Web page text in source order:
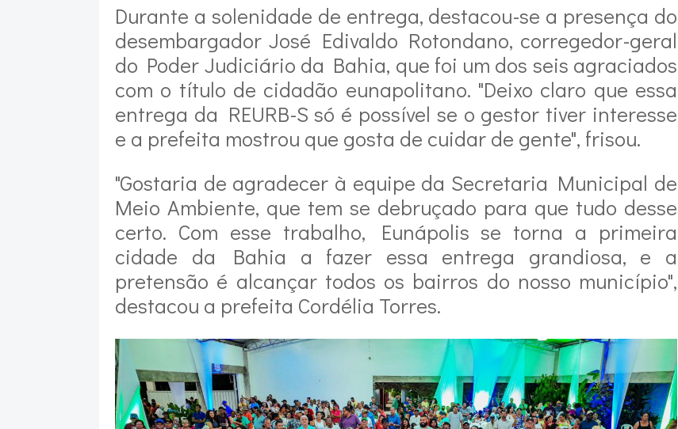
Durante a solenidade de entrega, destacou-se a presença do
desembargador José Edivaldo Rotondano, corregedor-geral
do Poder Judiciário da Bahia, que foi um dos seis agraciados
com o título de cidadão eunapolitano. "Deixo claro que essa
entrega da REURB-S só é possível se o gestor tiver interesse
e a prefeita mostrou que gosta de cuidar de gente", frisou.
"Gostaria de agradecer à equipe da Secretaria Municipal de
Meio Ambiente, que tem se debruçado para que tudo desse
certo. Com esse trabalho, Eunápolis se torna a primeira
cidade da Bahia a fazer essa entrega grandiosa, e a
pretensão é alcançar todos os bairros do nosso município",
destacou a prefeita Cordélia Torres.